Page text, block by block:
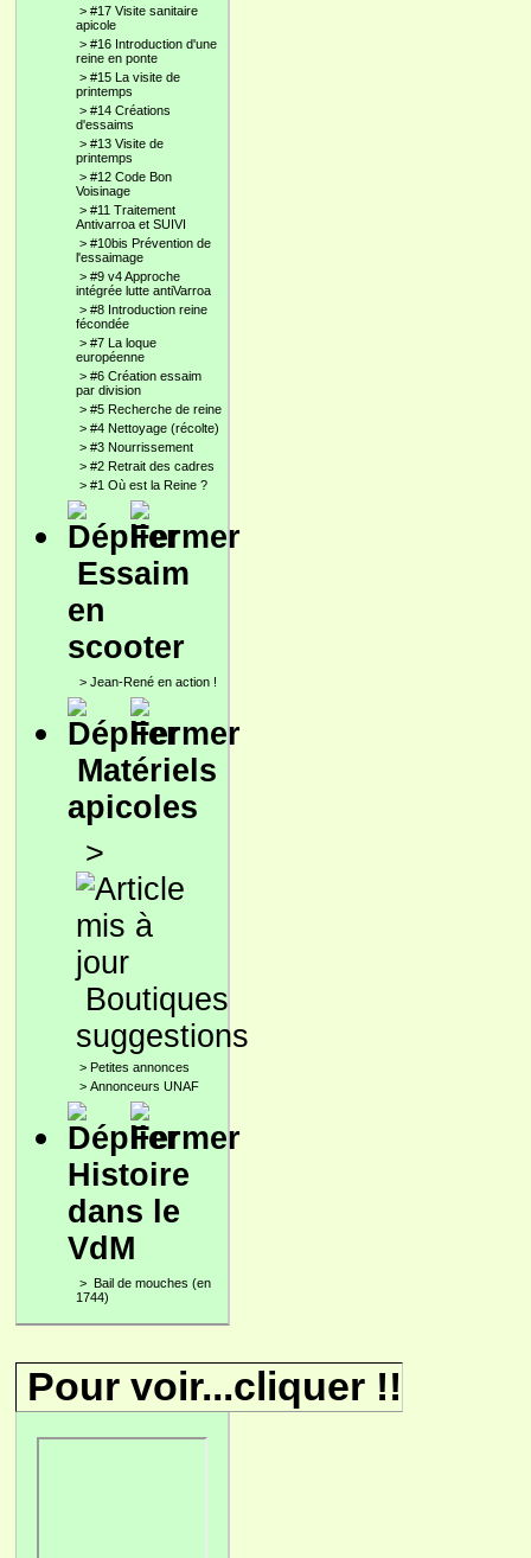
> #17 Visite sanitaire
apicole
> #16 Introduction d'une
reine en ponte
> #15 La visite de
printemps
> #14 Créations
d'essaims
> #13 Visite de
printemps
> #12 Code Bon
Voisinage
> #11 Traitement
Antivarroa et SUIVI
> #10bis Prévention de
l'essaimage
> #9 v4 Approche
intégrée lutte antiVarroa
> #8 Introduction reine
fécondée
> #7 La loque
européenne
> #6 Création essaim
par division
> #5 Recherche de reine
> #4 Nettoyage (récolte)
> #3 Nourrissement
> #2 Retrait des cadres
> #1 Où est la Reine ?
Essaim
en
scooter
> Jean-René en action !
Matériels
apicoles
>
Boutiques
suggestions
> Petites annonces
> Annonceurs UNAF
Histoire
dans le
VdM
> Bail de mouches (en
1744)
Pour voir...cliquer !!